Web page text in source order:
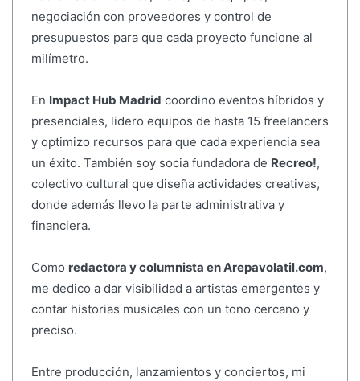
negociación con proveedores y control de
presupuestos para que cada proyecto funcione al
milímetro.
En Impact Hub Madrid coordino eventos híbridos y
presenciales, lidero equipos de hasta 15 freelancers
y optimizo recursos para que cada experiencia sea
un éxito. También soy socia fundadora de Recreo!,
colectivo cultural que diseña actividades creativas,
donde además llevo la parte administrativa y
financiera.
Como redactora y columnista en Arepavolatil.com,
me dedico a dar visibilidad a artistas emergentes y
contar historias musicales con un tono cercano y
preciso.
Entre producción, lanzamientos y conciertos, mi